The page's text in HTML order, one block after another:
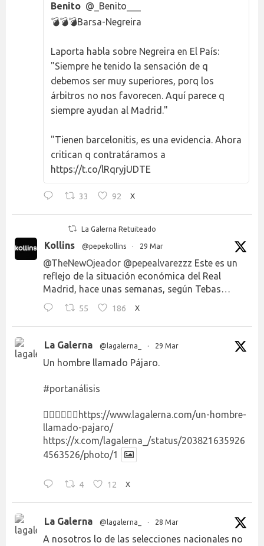
Benito @_Benito___
💣💣💣Barsa-Negreira
Laporta habla sobre Negreira en El País:
"Siempre he tenido la sensación de q
debemos ser muy superiores, porq los
árbitros no nos favorecen. Aquí parece q
siempre ayudan al Madrid."
"Tienen barcelonitis, es una evidencia. Ahora
critican q contratáramos a
https://t.co/lRqryjUDTE
33 92 X
La Galerna Retuiteado
Kollins @pepekollins · 29 Mar
@TheNewOjeador @pepealvarezzz Este es un
reflejo de la situación económica del Real
Madrid, hace unas semanas, según Tebas…
55 186 X
La Galerna @lagalerna_ · 29 Mar
Un hombre llamado Pájaro.
#portanálisis
👉🏻👉🏻👉🏻 https://www.lagalerna.com/un-hombre-
llamado-pajaro/
https://x.com/lagalerna_/status/203821635926
4563526/photo/1
4 12 X
La Galerna @lagalerna_ · 28 Mar
A nosotros lo de las selecciones nacionales no